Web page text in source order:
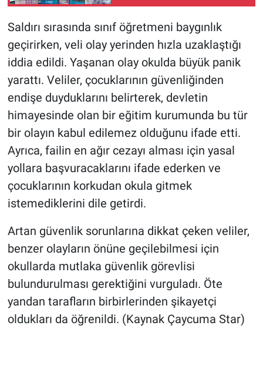
Saldırı sırasında sınıf öğretmeni baygınlık
geçirirken, veli olay yerinden hızla uzaklaştığı
iddia edildi. Yaşanan olay okulda büyük panik
yarattı. Veliler, çocuklarının güvenliğinden
endişe duyduklarını belirterek, devletin
himayesinde olan bir eğitim kurumunda bu tür
bir olayın kabul edilemez olduğunu ifade etti.
Ayrıca, failin en ağır cezayı alması için yasal
yollara başvuracaklarını ifade ederken ve
çocuklarının korkudan okula gitmek
istemediklerini dile getirdi.
Artan güvenlik sorunlarına dikkat çeken veliler,
benzer olayların önüne geçilebilmesi için
okullarda mutlaka güvenlik görevlisi
bulundurulması gerektiğini vurguladı. Öte
yandan tarafların birbirlerinden şikayetçi
oldukları da öğrenildi. (Kaynak Çaycuma Star)